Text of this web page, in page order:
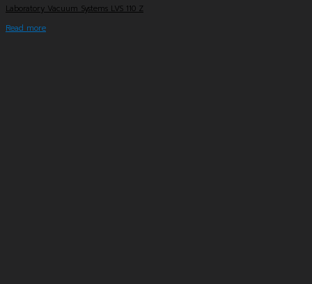
Laboratory Vacuum Systems LVS 110 Z
Read more